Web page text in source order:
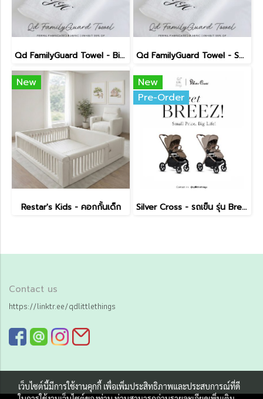
Qd FamilyGuard Towel - Big Size 70x140cm Qd FamilyGuard Towel - Small Size 38x81cm
New
Restar's Kids - คอกกั้นเด็ก
New
Pre-Order
Silver Cross - รถเข็น รุ่น Breez Pushchair
Contact us
https://linktr.ee/qdlittlethings
เว็บไซต์นี้มีการใช้งานคุกกี้ เพื่อเพิ่มประสิทธิภาพและประสบการณ์ที่ดี